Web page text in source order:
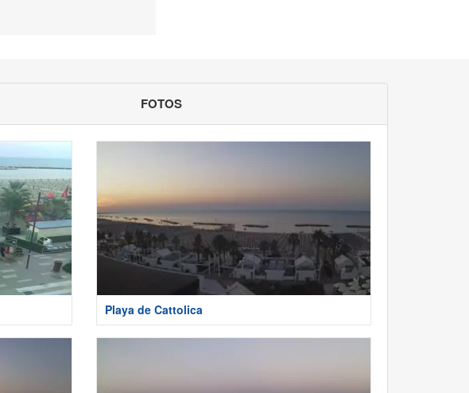
FOTOS
Playa de Cattolica